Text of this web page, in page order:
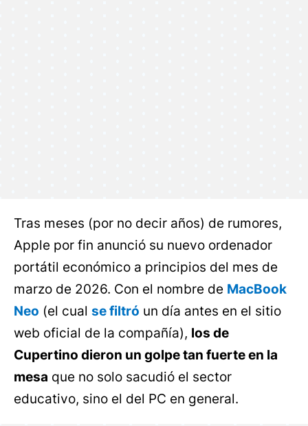
Tras meses (por no decir años) de rumores,
Apple por fin anunció su nuevo ordenador
portátil económico a principios del mes de
marzo de 2026. Con el nombre de MacBook
Neo (el cual se filtró un día antes en el sitio
web oficial de la compañía), los de
Cupertino dieron un golpe tan fuerte en la
mesa que no solo sacudió el sector
educativo, sino el del PC en general.